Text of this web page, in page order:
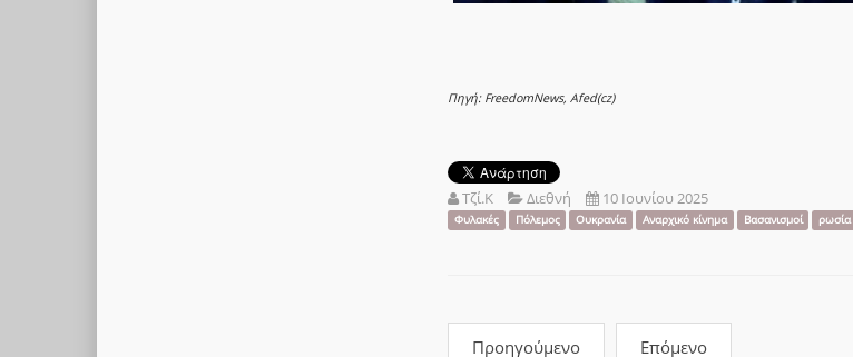
Πηγή: FreedomNews, Afed(cz)
Τζί.Κ Διεθνή 10 Ιουνίου 2025
Φυλακές Πόλεμος Ουκρανία Αναρχικό κίνημα Βασανισμοί ρωσία
Προηγούμενο Επόμενο